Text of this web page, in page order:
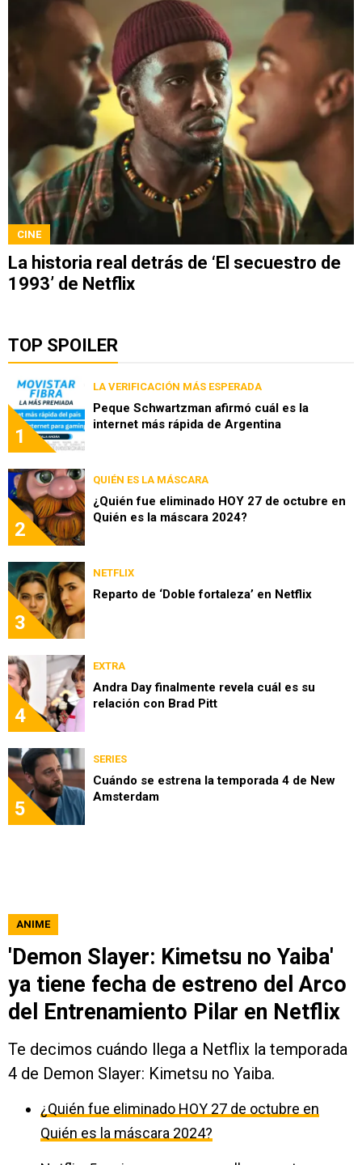
CINE
La historia real detrás de ‘El secuestro de
1993’ de Netflix
TOP SPOILER
1
LA VERIFICACIÓN MÁS ESPERADA
Peque Schwartzman afirmó cuál es la
internet más rápida de Argentina
2
QUIÉN ES LA MÁSCARA
¿Quién fue eliminado HOY 27 de octubre en
Quién es la máscara 2024?
3
NETFLIX
Reparto de ‘Doble fortaleza’ en Netflix
4
EXTRA
Andra Day finalmente revela cuál es su
relación con Brad Pitt
5
SERIES
Cuándo se estrena la temporada 4 de New
Amsterdam
ANIME
'Demon Slayer: Kimetsu no Yaiba'
ya tiene fecha de estreno del Arco
del Entrenamiento Pilar en Netflix
Te decimos cuándo llega a Netflix la temporada
4 de Demon Slayer: Kimetsu no Yaiba.
¿Quién fue eliminado HOY 27 de octubre en
Quién es la máscara 2024?